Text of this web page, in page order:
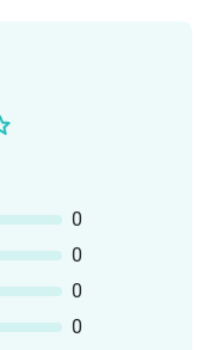
0
0
0
0